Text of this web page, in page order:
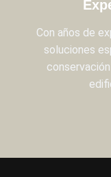
Con años de
soluciones